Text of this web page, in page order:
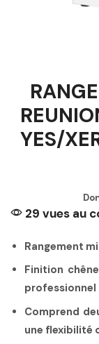
YES/
29 vues au
Rangement
Finition
professionnel
Comprend
une flexibilité